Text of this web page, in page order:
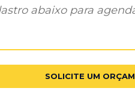
abaixo para
SOLICITE UM